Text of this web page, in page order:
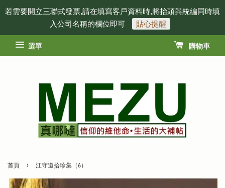
若需要開立三聯式發票,請在填寫客戶資料時,將抬頭與統編同時填
入公司名稱的欄位即可
貼心提醒
選單 購物車
首頁 › 江守道拾珍集（6）